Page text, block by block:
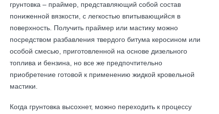
грунтовка – праймер, представляющий собой состав
пониженной вязкости, с легкостью впитывающийся в
поверхность. Получить праймер или мастику можно
посредством разбавления твердого битума керосином или
особой смесью, приготовленной на основе дизельного
топлива и бензина, но все же предпочтительно
приобретение готовой к применению жидкой кровельной
мастики.
Когда грунтовка высохнет, можно переходить к процессу